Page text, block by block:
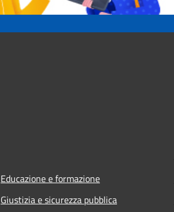
Educazione e formazione
Giustizia e sicurezza pubblica